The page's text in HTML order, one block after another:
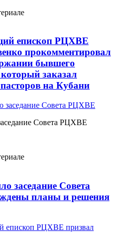
епископ РЦХВЕ
прокомментировал
бывшего
заказал
на Кубани
Совета РЦХВЕ
заседание Совета
планы и решения